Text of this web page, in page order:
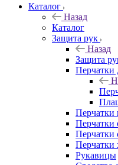
Каталог
Назад
Каталог
Защита рук
Назад
Защита
Перчатки
Перчатки
Перчатки
Перчатки
Рукавицы